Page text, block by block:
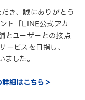
き、誠にありがとう
ト「LINE公式アカ
とユーザーとの接点
ビスを目指し、
した。
細はこちら＞